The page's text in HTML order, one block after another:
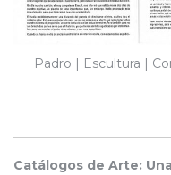
Padro | Escultura |
Catálogos de Arte: